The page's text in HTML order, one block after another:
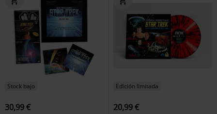
Stock bajo
30,99 €
Edición limitada
20,99 €